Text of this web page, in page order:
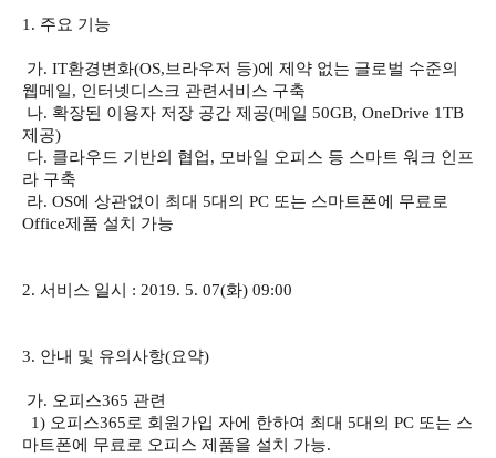
1. 주요 기능
가. IT환경변화(OS,브라우저 등)에 제약 없는 글로벌 수준의
웹메일, 인터넷디스크 관련서비스 구축
나. 확장된 이용자 저장 공간 제공(메일 50GB, OneDrive 1TB
제공)
다. 클라우드 기반의 협업, 모바일 오피스 등 스마트 워크 인프
라 구축
라. OS에 상관없이 최대 5대의 PC 또는 스마트폰에 무료로
Office제품 설치 가능
2. 서비스 일시 : 2019. 5. 07(화) 09:00
3. 안내 및 유의사항(요약)
가. 오피스365 관련
1) 오피스365로 회원가입 자에 한하여 최대 5대의 PC 또는 스
마트폰에 무료로 오피스 제품을 설치 가능.